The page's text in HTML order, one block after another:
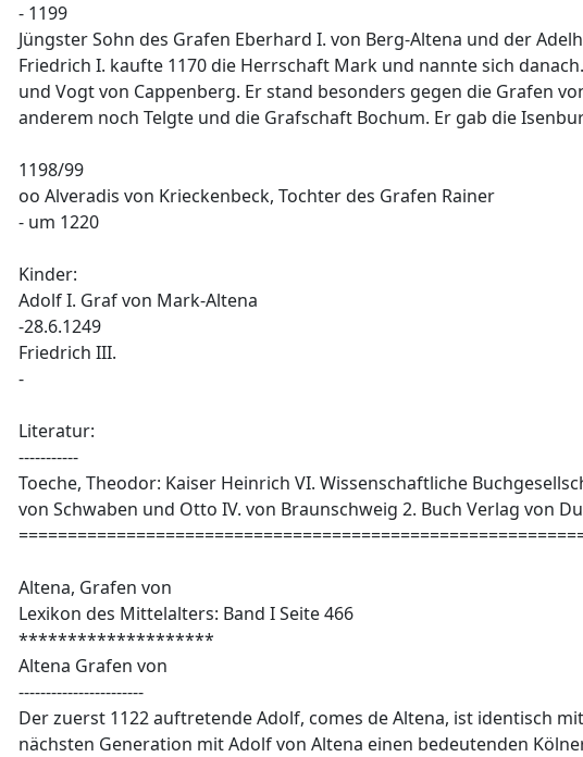
- 1199
Jüngster Sohn des Grafen Eberhard I. von Berg-Altena und der
Friedrich I. kaufte 1170 die Herrschaft Mark und nannte sich
und Vogt von Cappenberg. Er stand besonders gegen die Grafen
anderem noch Telgte und die Grafschaft Bochum. Er gab die
1198/99
oo Alveradis von Krieckenbeck, Tochter des Grafen Rainer
- um 1220
Kinder:
Adolf I. Graf von Mark-Altena
-28.6.1249
Friedrich III.
-
Literatur:
-----------
Toeche, Theodor: Kaiser Heinrich VI. Wissenschaftliche
von Schwaben und Otto IV. von Braunschweig 2. Buch Verlag von
Altena, Grafen von
Lexikon des Mittelalters: Band I Seite 466
********************
Altena Grafen von
-----------------------
Der zuerst 1122 auftretende Adolf, comes de Altena, ist identisch
nächsten Generation mit Adolf von Altena einen bedeutenden